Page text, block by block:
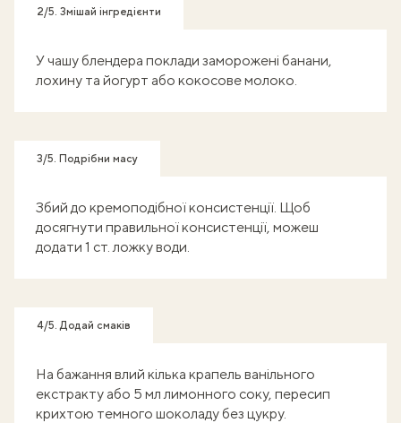
2/5. Змішай інгредієнти
У чашу блендера поклади заморожені банани,
лохину та йогурт або кокосове молоко.
3/5. Подрібни масу
Збий до кремоподібної консистенції. Щоб
досягнути правильної консистенції, можеш
додати 1 ст. ложку води.
4/5. Додай смаків
На бажання влий кілька крапель ванільного
екстракту або 5 мл лимонного соку, пересип
крихтою темного шоколаду без цукру.